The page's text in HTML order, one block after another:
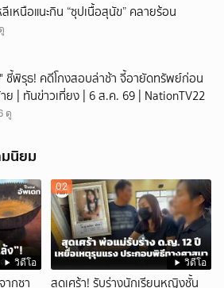
ลีเหนือแนะกิน “ซุปเนื้อสุนัข” คลายร้อน
" ชี้พิรุธ! คดีโกงสอบล่าช้า จี้อายัดทรัพย์ก่อน
ย | ทันข่าวเที่ยง | 6 ส.ค. 69 | NationTV22
ดู
นิยม
วิดีโอ
ากซา
วิดีโอ
02
สุดเศร้า! รับร่างนักเรียนหญิงชั้น